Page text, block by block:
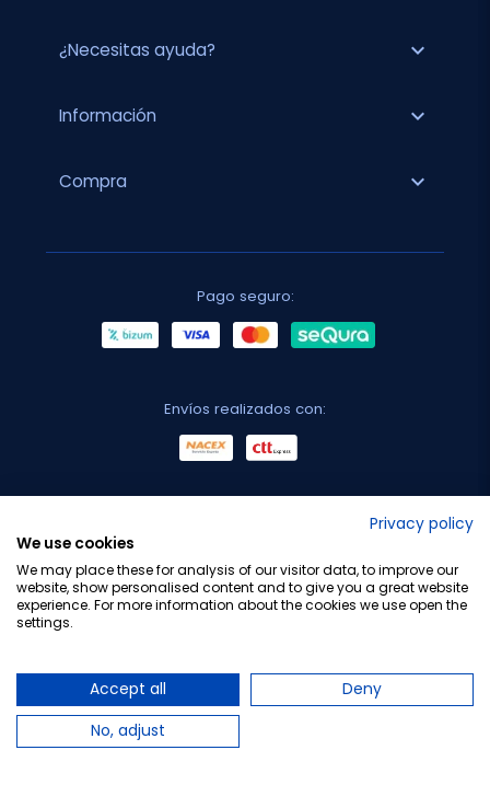
¿Necesitas ayuda? expand_more
Información expand_more
Compra expand_more
Pago seguro:
Envíos realizados con:
Privacy policy
We use cookies
We may place these for analysis of our visitor data, to improve our
website, show personalised content and to give you a great website
experience. For more information about the cookies we use open the
settings.
Accept all
Deny
No, adjust